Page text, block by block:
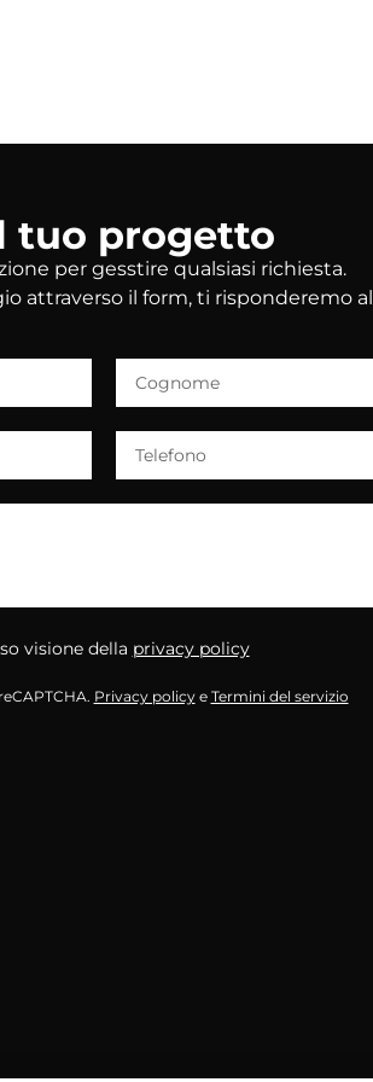
tuo progetto
per gesstire qualsiasi richiesta.
attraverso il form, ti risponderemo al
visione della privacy policy
Privacy policye Termini del servizio